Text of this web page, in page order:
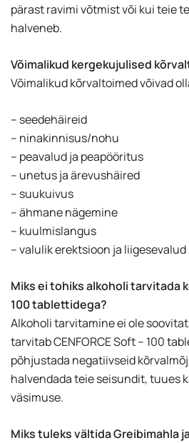
pärast ravimi võtmist või kui teie
halveneb.
Võimalikud kergekujulised
Võimalikud kõrvaltoimed võivad
– seedehäireid
– ninakinnisus/nohu
– peavalud ja peapööritus
– unetus ja ärevushäired
– suukuivus
– ähmane nägemine
– kuulmislangus
– valulik erektsioon ja liigesevalud
Miks ei tohiks alkoholi tarvitada
100 tablettidega?
Alkoholi tarvitamine ei ole
tarvitab CENFORCE Soft – 100
põhjustada negatiivseid
halvendada teie seisundit, tuues
väsimuse.
Miks tuleks vältida Greibimahla ja